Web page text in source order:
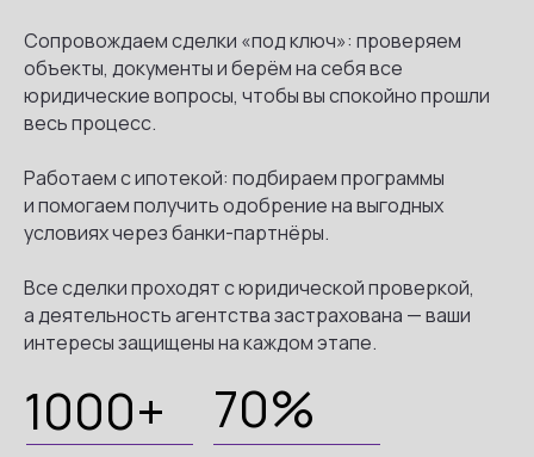
Сопровождаем сделки «под ключ»: проверяем
объекты, документы и берём на себя все
юридические вопросы, чтобы вы спокойно прошли
весь процесс.
Работаем с ипотекой: подбираем программы
и помогаем получить одобрение на выгодных
условиях через банки-партнёры.
Все сделки проходят с юридической проверкой,
а деятельность агентства застрахована — ваши
интересы защищены на каждом этапе.
1000+ 70%